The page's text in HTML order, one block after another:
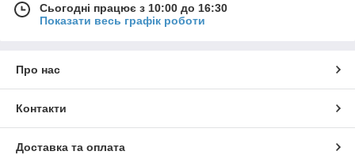
Сьогодні працює з 10:00 до 16:30
Показати весь графік роботи
Про нас
Контакти
Доставка та оплата